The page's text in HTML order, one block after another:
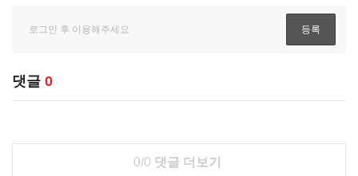
댓글 0
0/0 댓글 더보기